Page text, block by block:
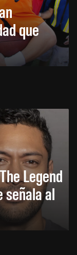
que
Legend
señala al